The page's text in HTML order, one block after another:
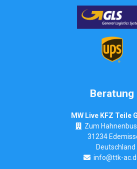
Beratung
MW Live KFZ Teile
Zum
31234
Deutschland
info@ttk-